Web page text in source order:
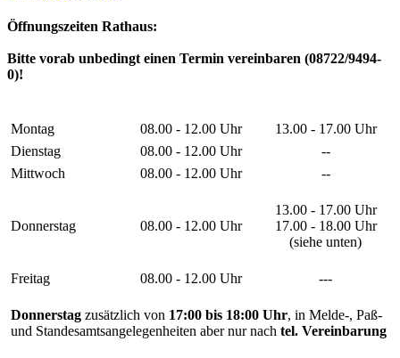
Öffnungszeiten Rathaus:
Bitte vorab unbedingt einen Termin vereinbaren (08722/9494-
0)!
Montag 08.00 - 12.00 Uhr
13.00 - 17.00 Uhr
Dienstag
08.00 - 12.00 Uhr
--
Mittwoch
08.00 - 12.00 Uhr --
Donnerstag 08.00 - 12.00 Uhr
13.00 - 17.00 Uhr
17.00 - 18.00 Uhr
(siehe unten)
Freitag 08.00 - 12.00 Uhr ---
Donnerstag zusätzlich von 17:00 bis 18:00 Uhr, in Melde-, Paß-
und Standesamtsangelegenheiten aber nur nach tel. Vereinbarung